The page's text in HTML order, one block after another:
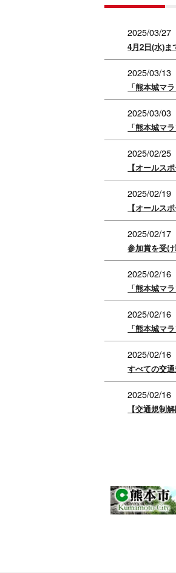
2025/03/27
4月2日(水)ま
2025/03/13
「熊本城マ
2025/03/03
「熊本城マ
2025/02/25
【オールス
2025/02/19
【オールス
2025/02/17
参加賞を受
2025/02/16
「熊本城マ
2025/02/16
「熊本城マ
2025/02/16
すべての交
2025/02/16
【交通規制